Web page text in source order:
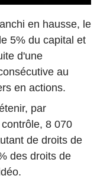
en hausse, le
5% du capital et
d'une
au
en actions.
par
8 070
de droits de
des droits de